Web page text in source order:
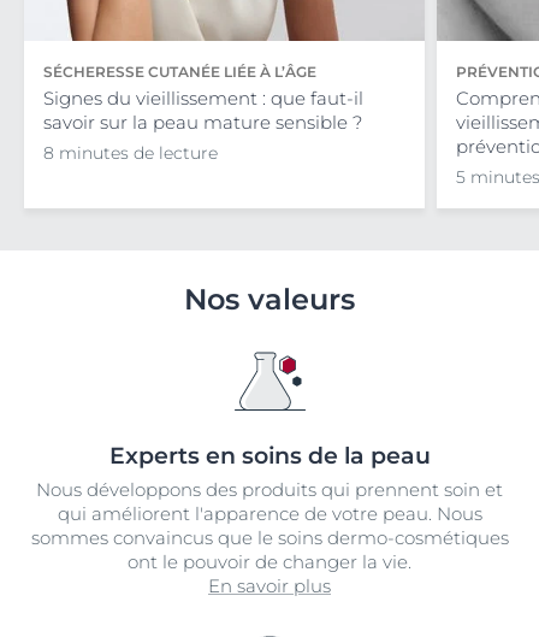
SÉCHERESSE CUTANÉE LIÉE À L’ÂGE
Signes du vieillissement : que faut-il
savoir sur la peau mature sensible ?
8 minutes de lecture
5
Nos valeurs
Experts en soins de la peau
Nous développons des produits qui prennent soin et
qui améliorent l'apparence de votre peau. Nous
sommes convaincus que le soins dermo-cosmétiques
ont le pouvoir de changer la vie.
En savoir plus